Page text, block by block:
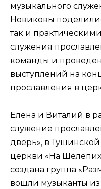
музыкального
Новиковы
так и
служения
команды и
выступлений на
прославления в
Елена и Виталий в
служение
дверь», в
церкви «На
создана группа
вошли музыканты